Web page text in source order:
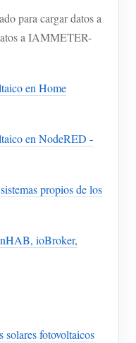
para cargar datos a
a IAMMETER-
en Home
en NodeRED -
propios de los
ioBroker,
solares fotovoltaicos